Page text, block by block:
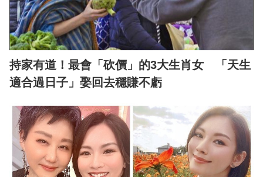
持家有道！最會「砍價」的3大生肖女 「天生
適合過日子」娶回去穩賺不虧